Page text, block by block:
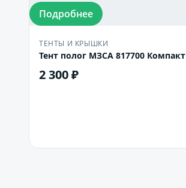
Подробнее
ТЕНТЫ И КРЫШКИ
Тент полог МЗСА 817700 Компакт
2 300 ₽